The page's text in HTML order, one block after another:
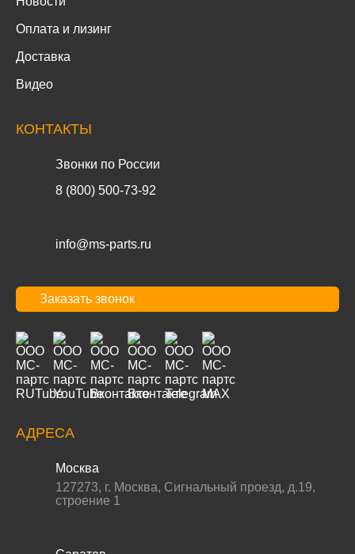
Оплата и лизинг
Доставка
Видео
КОНТАКТЫ
Звонки по России
8 (800) 500-73-92
info@ms-parts.ru
Заказать звонок
АДРЕСА
Москва
127273, г. Москва, Сигнальный проезд, д.19,
строение 1